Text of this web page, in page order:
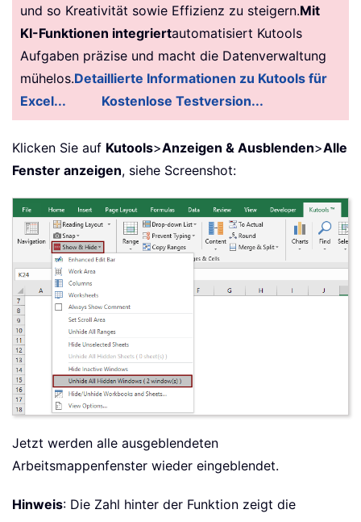
und so Kreativität sowie Effizienz zu steigern.Mit
KI-Funktionen integriertautomatisiert Kutools
Aufgaben präzise und macht die Datenverwaltung
mühelos.Detaillierte Informationen zu Kutools für
Excel...
Kostenlose Testversion...
Klicken Sie auf Kutools>Anzeigen & Ausblenden>Alle
Fenster anzeigen, siehe Screenshot:
Jetzt werden alle ausgeblendeten
Arbeitsmappenfenster wieder eingeblendet.
Hinweis: Die Zahl hinter der Funktion zeigt die